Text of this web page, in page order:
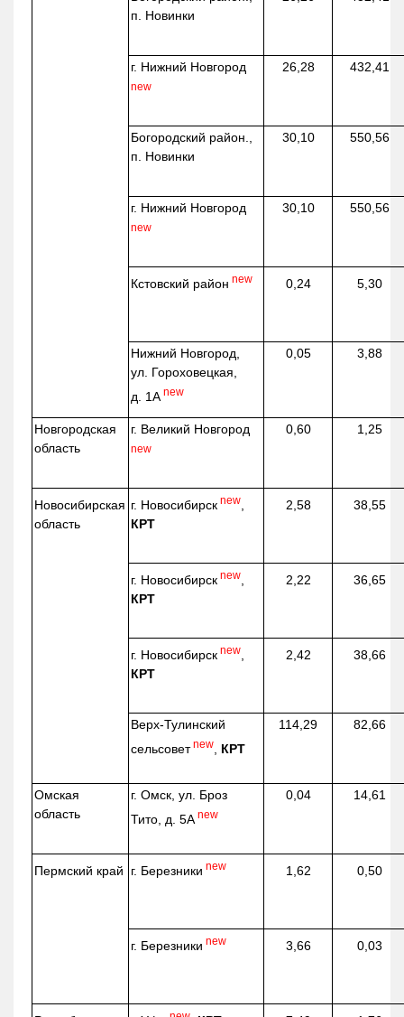
п. Новинки
г. Нижний Новгород
new
26,28 432,41
Богородский район.,
п. Новинки
30,10 550,56
г. Нижний Новгород
new
30,10 550,56
Кстовский район new 0,24 5,30
Нижний Новгород,
ул. Гороховецкая,
д. 1А new
0,05 3,88
Новгородская
область
г. Великий Новгород
new
0,60 1,25
Новосибирская
область
г. Новосибирск new
КРТ
2,58 38,55
г. Новосибирск new
КРТ
2,22 36,65
г. Новосибирск new
КРТ
2,42 38,66
Верх-Тулинский
сельсовет new КРТ
114,29 82,66
Омская
область
г. Омск, ул. Броз
Тито, д. 5А new
0,04 14,61
Пермский край г. Березники new 1,62 0,50
г. Березники new 3,66 0,03